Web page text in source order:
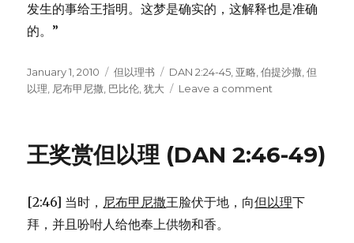
发生的事给王指明。这梦是确实的，这解释也是准确
的。”
Posted
on
January 1, 2010 Categories
但以理书 Tags
DAN 2:24-45 亚略 ,伯提沙撒 ,但
以理 尼布甲尼撒 巴比伦 ,犹大 Leave a comment
解
2:24-
王奖赏但以理 (DAN 2:46-49)
[2:46] 当时， 尼布甲尼撒王脸伏于地，向但以理下
拜，并且吩咐人给他奉上供物和香。